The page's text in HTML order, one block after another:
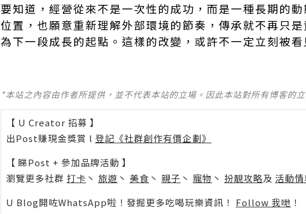
要知道，經營從來不是一次性的成功，而是一種長期的
位置，也願意重新理解外部環境的節奏，傳承就不再只
為下一段成長的起點。這樣的改變，或許不一定立刻被
*本站之內容由作者所提供，並不代表本站的立場。因此本站對所有博客的
【 U Creator 招募 】
出Post賺現金獎賞 l 登記《社群創作有價企劃》
【 睇Post + 參加品牌活動 】
瀏覽更多社群 打卡 丶 旅遊 丶 美食 丶 親子 丶 寵物 丶 扮靚攻略及 活動情
U Blog開咗WhatsApp啦！發掘更多吃喝玩樂資訊！ Follow 我哋 ！